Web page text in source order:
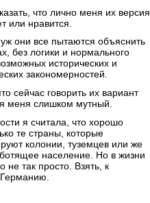
что лично меня их версия
или нравится.
они все пытаются объяснить
без логики и нормального
исторических и
закономерностей.
сейчас говорить их вариант
меня слишком мутный.
я считала, что хорошо
те страны, которые
колонии, туземцев или же
население. Но в жизни
не так просто. Взять, к